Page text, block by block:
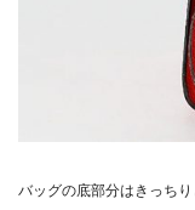
バッグの底部分はきっち